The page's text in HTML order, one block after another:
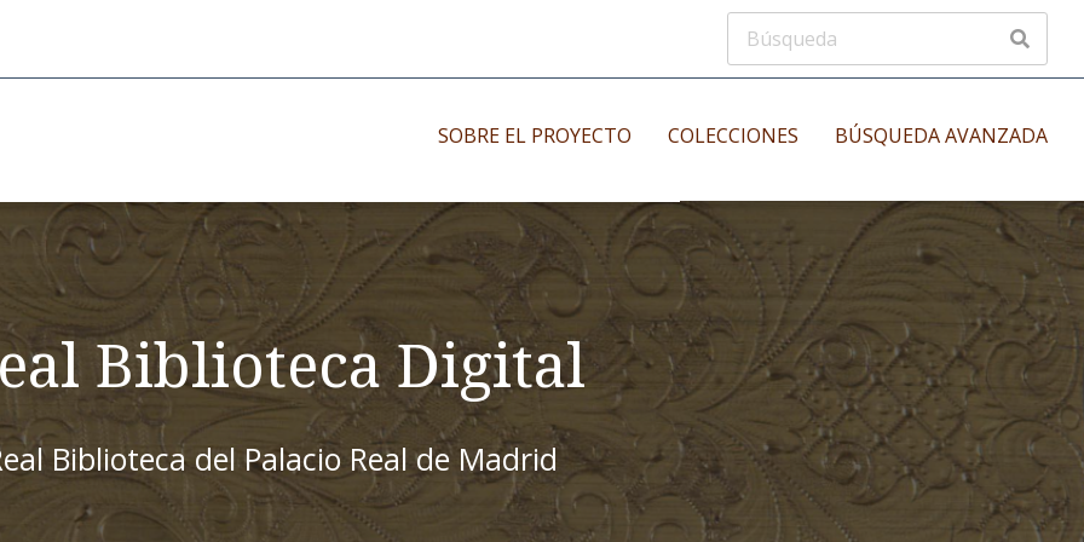
SOBRE EL PROYECTO COLECCIONES
Impresos antiguos
Impresos modernos
Impresos menores
Manuscritos musicales
Incunables
BÚSQUEDA AVANZADA
Biblioteca Digital
Biblioteca del Palacio Real de Madrid